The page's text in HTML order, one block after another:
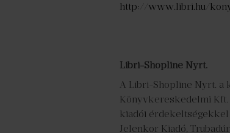
http://www.libri.hu/
Libri-Shopline Nyrt.
A Libri-Shopline Nyrt. a
Könyvkereskedelmi Kft.
kiadói érdekeltségekkel
Jelenkor Kiadó,